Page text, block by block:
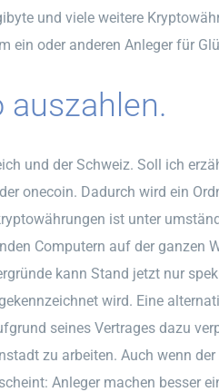
und viele weitere
ein oder anderen Anleger für
auszahlen.
und der Schweiz. Soll ich
onecoin. Dadurch wird ein
ist unter
Computern auf der ganzen
kann Stand jetzt nur
wird. Eine
seines Vertrages dazu
zu arbeiten. Auch wenn
Anleger machen besser